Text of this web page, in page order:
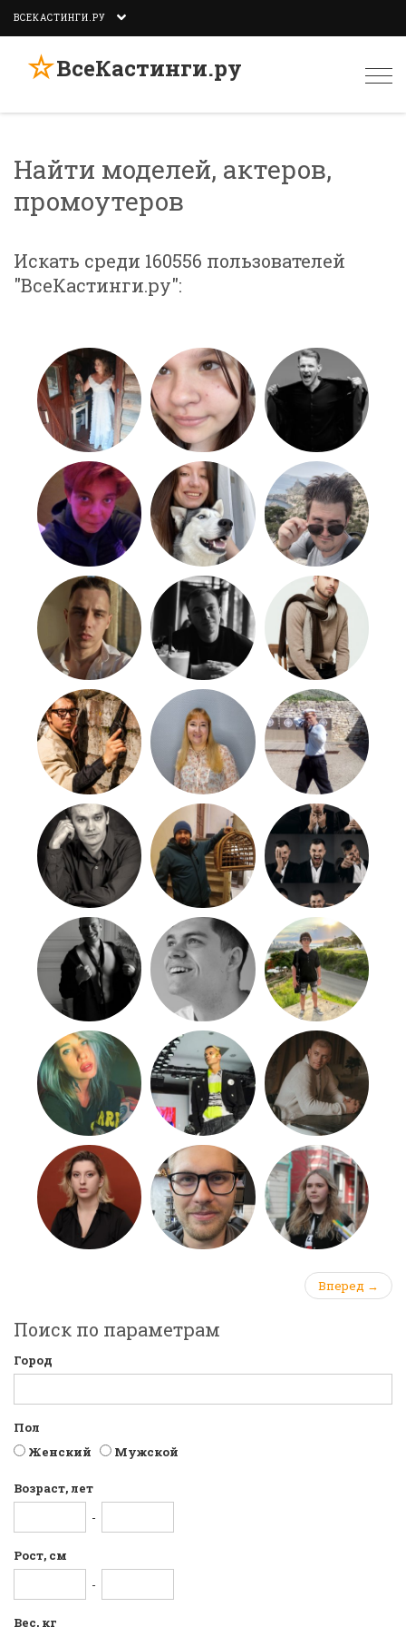
ВСЕКАСТИНГИ.РУ
☆ВсеКастинги.ру
Найти моделей, актеров,
промоутеров
Искать среди 160556 пользователей
"ВсеКастинги.ру":
Вперед →
Поиск по параметрам
Город
Пол
Женский
Мужской
Возраст, лет
-
Рост, см
-
Вес, кг